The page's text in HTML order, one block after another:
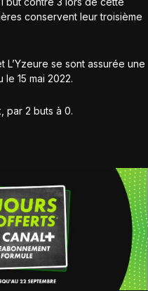
conservent leur troisième
se sont assurée une
15 mai 2022.
par 2 buts à 0.